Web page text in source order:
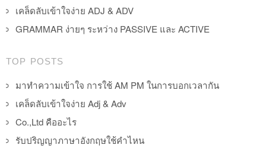
เคล็ดลับเข้าใจง่าย ADJ & ADV
GRAMMAR ง่ายๆ ระหว่าง PASSIVE และ ACTIVE
TOP POSTS
มาทำความเข้าใจ การใช้ AM PM ในการบอกเวลากัน
เคล็ดลับเข้าใจง่าย Adj & Adv
Co.,Ltd คืออะไร
รับปริญญาภาษาอังกฤษใช้คำไหน